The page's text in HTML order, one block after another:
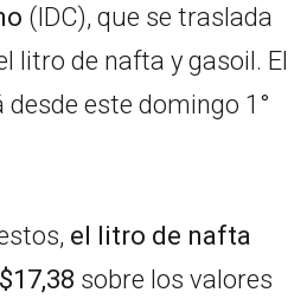
(IDC), que se traslada
litro de nafta y gasoil. El
desde este domingo 1°
el litro de nafta
sobre los valores